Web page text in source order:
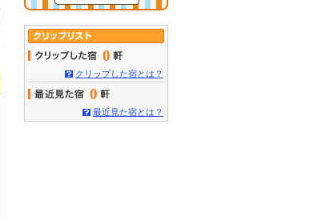
0
クリップした宿とは？
0
最近見た宿とは？